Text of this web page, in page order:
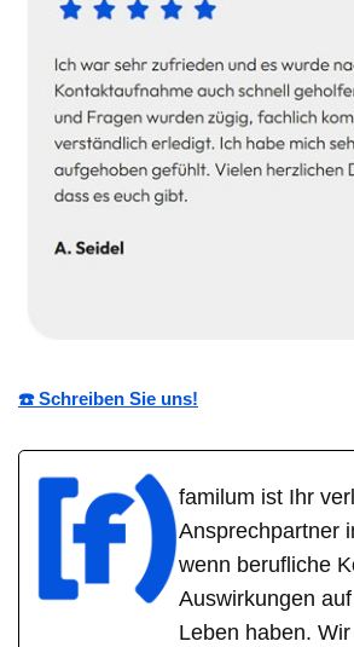
☎️ Schreiben Sie uns!
familum ist Ihr
Ansprechpartner
wenn berufliche
Auswirkungen
Leben haben.